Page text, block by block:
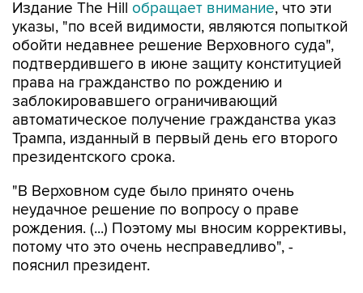
обойти недавнее решение Верховного суда",
подтвердившего в июне защиту конституцией
права на гражданство по рождению и
заблокировавшего ограничивающий
автоматическое получение гражданства указ
Трампа, изданный в первый день его второго
президентского срока.
"В Верховном суде было принято очень
рождения. (...) Поэтому мы вносим коррективы,
потому что это очень несправедливо", -
пояснил президент.
Газета отмечает, что два новых указа